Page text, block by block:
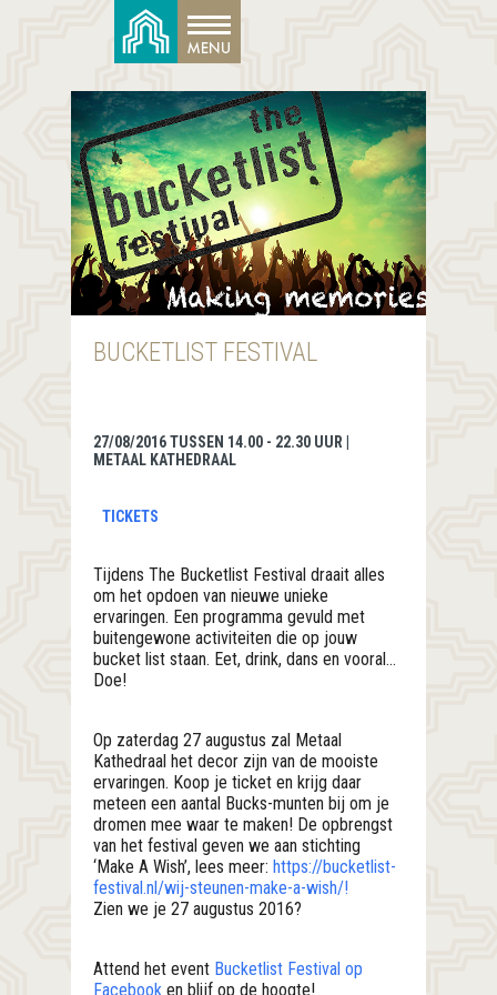
BUCKETLIST FESTIVAL
27/08/2016 TUSSEN 14.00 - 22.30 UUR |
METAAL KATHEDRAAL
TICKETS
Tijdens The Bucketlist Festival draait alles
om het opdoen van nieuwe unieke
ervaringen. Een programma gevuld met
buitengewone activiteiten die op jouw
bucket list staan. Eet, drink, dans en vooral…
Doe!
Op zaterdag 27 augustus zal Metaal
Kathedraal het decor zijn van de mooiste
ervaringen. Koop je ticket en krijg daar
meteen een aantal Bucks-munten bij om je
dromen mee waar te maken! De opbrengst
van het festival geven we aan stichting
‘Make A Wish’, lees meer: https://bucketlist-
festival.nl/wij-steunen-make-a-wish/!
Zien we je 27 augustus 2016?
Attend het event Bucketlist Festival op
Facebook en blijf op de hoogte!